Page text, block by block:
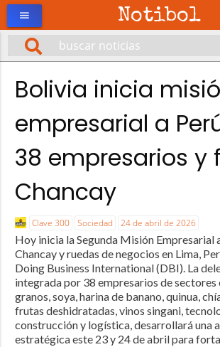
Notibol
menu
Bolivia inicia
empresarial a
38 empresarios y
Chancay
Clave 300 Sociedad 24 de abril de 2026
Hoy inicia la Segunda Misión Empresarial
Chancay y ruedas de negocios en Lima,
Doing Business International (DBI). La
integrada por 38 empresarios de sectores
granos, soya, harina de banano, quinua,
frutas deshidratadas, vinos singani,
construcción y logística, desarrollará una
estratégica este 23 y 24 de abril para